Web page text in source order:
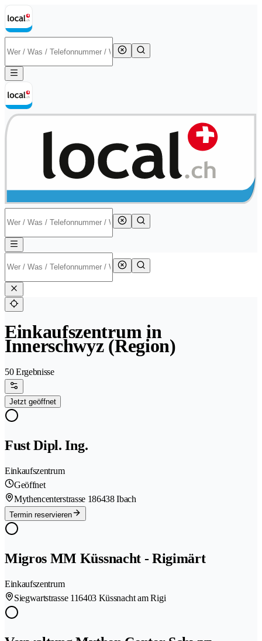
Einkaufszentrum in
Innerschwyz (Region)
50 Ergebnisse
Jetzt geöffnet
Fust Dipl. Ing.
Einkaufszentrum
Geöffnet
Mythencenterstrasse 186438 Ibach
Termin reservieren
Migros MM Küssnacht - Rigimärt
Einkaufszentrum
Siegwartstrasse 116403 Küssnacht am Rigi